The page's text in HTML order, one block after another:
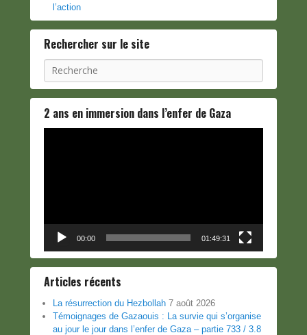
l’action
Rechercher sur le site
Recherche
2 ans en immersion dans l’enfer de Gaza
00:00 01:49:31
Articles récents
La résurrection du Hezbollah 7 août 2026
Témoignages de Gazaouis : La survie qui s’organise
au jour le jour dans l’enfer de Gaza – partie 733 / 3.8